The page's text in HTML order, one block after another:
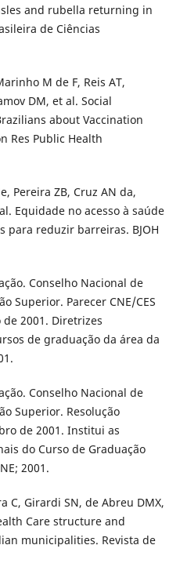
and rubella returning in
de Ciências
M de F, Reis AT,
DM, et al. Social
about Vaccination
Res Public Health
Pereira ZB, Cruz AN da,
Equidade no acesso à saúde
para reduzir barreiras. BJOH
Conselho Nacional de
Superior. Parecer CNE/CES
de 2001. Diretrizes
de graduação da área da
Conselho Nacional de
Superior. Resolução
de 2001. Institui as
do Curso de Graduação
2001.
C, Girardi SN, de Abreu DMX,
Care structure and
municipalities. Revista de